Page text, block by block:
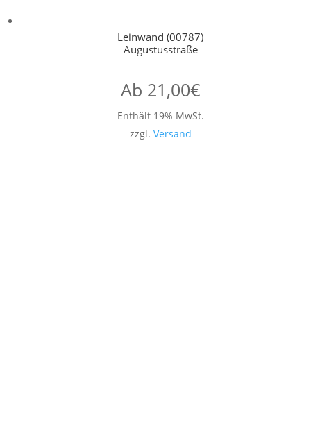
Leinwand (00787)
Augustusstraße
Ab 21,00€
Enthält 19% MwSt.
zzgl. Versand